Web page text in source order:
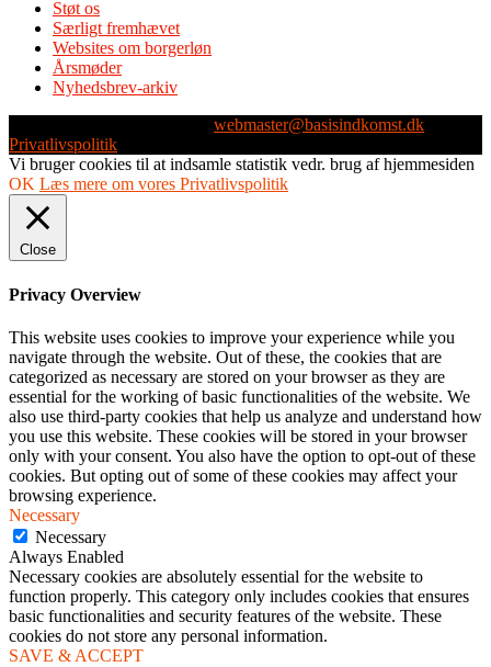
Støt os
Særligt fremhævet
Websites om borgerløn
Årsmøder
Nyhedsbrev-arkiv
webmaster@basisindkomst.dk
Privatlivspolitik
Vi bruger cookies til at indsamle statistik vedr. brug af hjemmesiden
OK Læs mere om vores Privatlivspolitik
Close
Privacy Overview
This website uses cookies to improve your experience while you
navigate through the website. Out of these, the cookies that are
categorized as necessary are stored on your browser as they are
essential for the working of basic functionalities of the website. We
also use third-party cookies that help us analyze and understand how
you use this website. These cookies will be stored in your browser
only with your consent. You also have the option to opt-out of these
cookies. But opting out of some of these cookies may affect your
browsing experience.
Necessary
Necessary
Always Enabled
Necessary cookies are absolutely essential for the website to
function properly. This category only includes cookies that ensures
basic functionalities and security features of the website. These
cookies do not store any personal information.
SAVE & ACCEPT